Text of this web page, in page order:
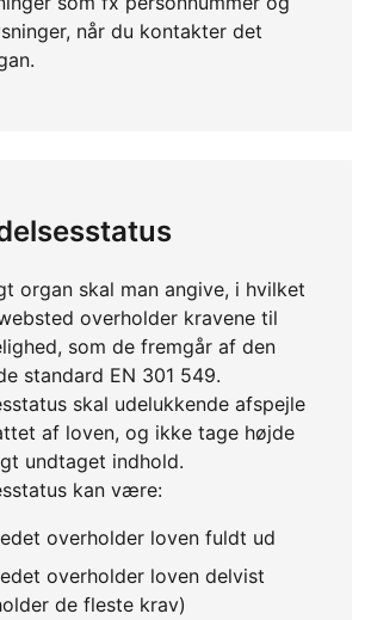
når du kontakter det
organ skal man angive, i hvilket
overholder kravene til
som de fremgår af den
standard EN 301 549.
skal udelukkende afspejle
af loven, og ikke tage højde
undtaget indhold.
kan være:
overholder loven fuldt ud
overholder loven delvist
de fleste krav)